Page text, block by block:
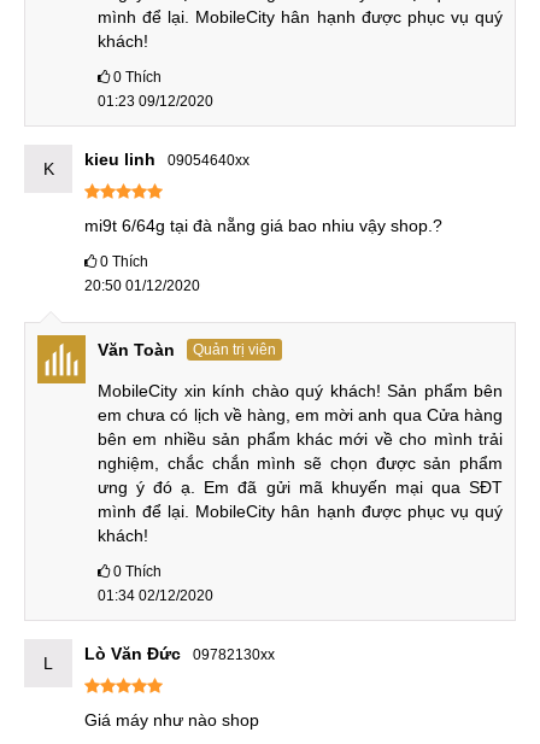
Chip Snapdragon 730
Xiaomi tiếp tục sử dụng vi xử lý Qualcomm Snapdragon 730
cho thiết bị mới này của họ. Đối với Snapdragon 730, con
chip này được sản xuất trên tiến trình công nghệ 8nm của
Samsung. Do đó, nó sử dụng ít điện năng hơn 10% so với
tiến trình 10nm và có diện tích bề mặt nhỏ hơn đến 10%. Vi
Snapdragon 710, ngoại trừ việc nó có kết nối Bluetooth 5.1
hỗ trợ engine AI của riêng Xiaomi và chuẩn Wi-Fi 6.
Chip Snapdragon 730
Phiên bản Pro của Mi 9T đi kèm với RAM 6-12GB và đa
nhiệm tuyệt vời mà không có bất kỳ độ trễ nào. Tuy nhiên,
nếu chọn tùy chọn RAM 6GB, máy sẽ chỉ có bộ nhớ trong
với UFS 2.0 được trang bị trên phiên bản RAM 8GB và
nhiều lớp giúp tản nhiệt tốt hơn nhiều so với các thế hệ
trước. Máy được cài sẵn giao diện MIUI 10 và có thể nâng
bảo hỗ trợ tốt hơn cho các ứng dụng mới nhất.
mình để lại. MobileCity hân hạnh được phục vụ quý
khách!
0 Thích
01:23 09/12/2020
K kieu linh 09054640xx
mi9t 6/64g tại đà nẵng giá bao nhiu vậy shop.?
0 Thích
20:50 01/12/2020
Văn Toàn Quản trị viên
MobileCity xin kính chào quý khách! Sản phẩm bên
em chưa có lịch về hàng, em mời anh qua Cửa hàng
bên em nhiều sản phẩm khác mới về cho mình trải
nghiệm, chắc chắn mình sẽ chọn được sản phẩm
ưng ý đó ạ. Em đã gửi mã khuyến mại qua SĐT
mình để lại. MobileCity hân hạnh được phục vụ quý
khách!
0 Thích
01:34 02/12/2020
L Lò Văn Đức 09782130xx
Giá máy như nào shop